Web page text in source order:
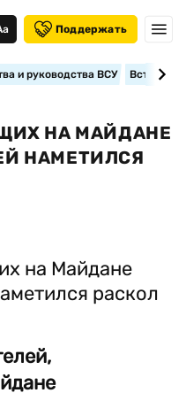
Поддержать
и руководства ВСУ
НА МАЙДАНЕ
НАМЕТИЛСЯ